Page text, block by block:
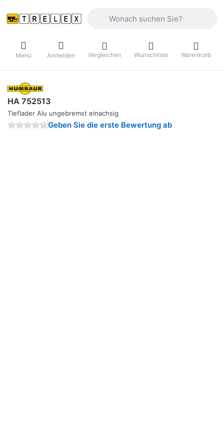
Menü Anmelden Vergleichen Wunschliste Warenkorb
HA 752513
Tieflader Alu ungebremst einachsig
Geben Sie die erste Bewertung ab